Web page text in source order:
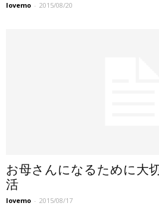
lovemo - 2015/08/20
お母さんになるために大
活
lovemo - 2015/08/17